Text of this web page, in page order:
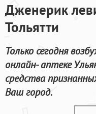
Дженерик
Тольятти
Только сегодня
онлайн- аптеке
средства
Ваш город.